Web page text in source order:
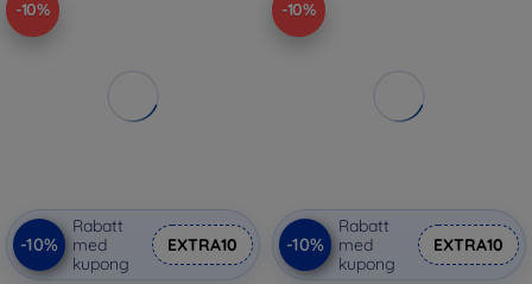
-10%
-10%
Rabatt
med
kupong
EXTRA10
-10%
-10%
Rabatt
med
kupong
EXTRA10